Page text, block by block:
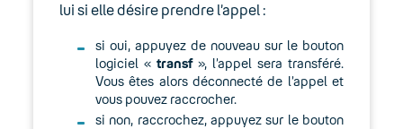
lui si elle désire prendre l’appel :
si oui, appuyez de nouveau sur le bouton
logiciel « transf», l’appel sera transféré.
Vous êtes alors déconnecté de l’appel et
vous pouvez raccrocher.
si non, raccrochez, appuyez sur le bouton